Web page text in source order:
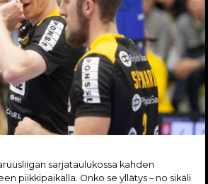
sarjataulukossa kahden
piikkipaikalla. Onko se yllätys – no sikäli